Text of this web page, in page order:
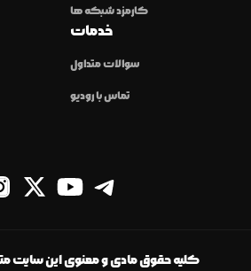
کارمزد شبکه ها
خدمات
سوالات متداول
تماس با رودیو
کلیه حقوق مادی و معنوی این سایت